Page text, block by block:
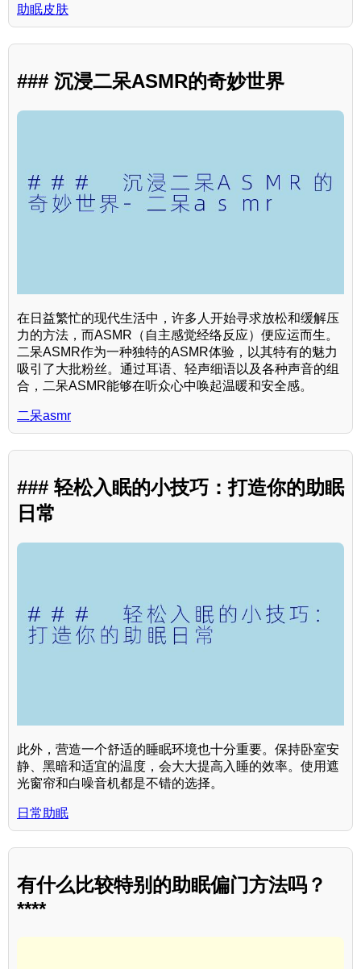
助眠皮肤
### 沉浸二呆ASMR的奇妙世界
在日益繁忙的现代生活中，许多人开始寻求放松和缓解压
力的方法，而ASMR（自主感觉经络反应）便应运而生。
二呆ASMR作为一种独特的ASMR体验，以其特有的魅力
吸引了大批粉丝。通过耳语、轻声细语以及各种声音的组
合，二呆ASMR能够在听众心中唤起温暖和安全感。
二呆asmr
### 轻松入眠的小技巧：打造你的助眠
日常
此外，营造一个舒适的睡眠环境也十分重要。保持卧室安
静、黑暗和适宜的温度，会大大提高入睡的效率。使用遮
光窗帘和白噪音机都是不错的选择。
日常助眠
有什么比较特别的助眠偏门方法吗？
****